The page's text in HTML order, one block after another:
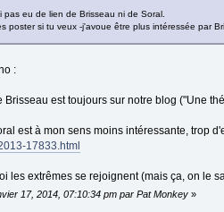
pas eu de lien de Brisseau ni de Soral.
poster si tu veux -j'avoue être plus intéressée par
:
Brisseau est toujours sur notre blog ("Une
est à mon sens moins intéressante, trop
17833.html
les extrêmes se rejoignent (mais ça, on le
17, 2014, 07:10:34 pm par Pat Monkey»